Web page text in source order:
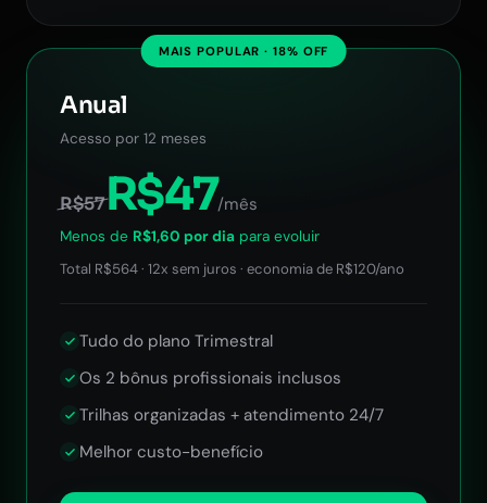
MAIS POPULAR · 18% OFF
Anual
Acesso por 12 meses
R$57R$47/mês
Menos de R$1,60 por dia para evoluir
Total R$564 · 12x sem juros · economia de R$120/ano
Tudo do plano Trimestral
Os 2 bônus profissionais inclusos
Trilhas organizadas + atendimento 24/7
Melhor custo-benefício